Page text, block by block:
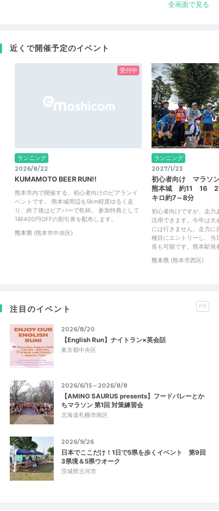
全画面で見る
近くで開催予定のイベント
受付中
ランニング
2026/8/22
KUMAMOTO BEER RUN!!
熊本市内で開催する、初心者向けのビアランイ
ベントです。 熊本城周辺を5km程度ゆるく走
り、終了後はビアバーで乾杯。 参加特典として
1杯400円OFFの割引券を配布します。
熊本県 (熊本市中央区)
ランニング
2027/1/23
初心者向け マラソ
熊本城 約11 16
キロ約7～8分
初心者向けですが、走力
活用できます。今年は大
には行きません。走力に
種目にエントリーし、当
長も可能です。熊本駅発
熊本県 (熊本市西区)
注目のイベント PR
2026/8/20
【English Run】ナイトラン×英会話
東京都中央区
2026/6/15～2026/8/8
【AMINO SAURUS presents】フードバレーとか
ちマラソン 第1回 対策練習会
北海道札幌市南区
2026/9/26
日本でここだけ！1日で5県を歩くイベント 第9回
3県境＆5県ウオーク
茨城県古河市